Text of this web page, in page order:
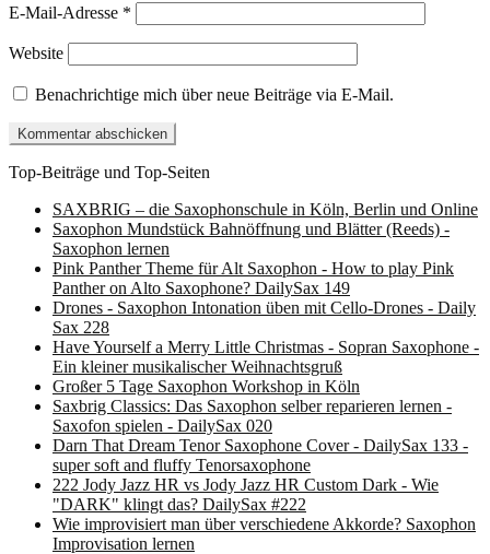
E-Mail-Adresse *
Website
Benachrichtige mich über neue Beiträge via E-Mail.
Top-Beiträge und Top-Seiten
SAXBRIG – die Saxophonschule in Köln, Berlin und Online
Saxophon Mundstück Bahnöffnung und Blätter (Reeds) -
Saxophon lernen
Pink Panther Theme für Alt Saxophon - How to play Pink
Panther on Alto Saxophone? DailySax 149
Drones - Saxophon Intonation üben mit Cello-Drones - Daily
Sax 228
Have Yourself a Merry Little Christmas - Sopran Saxophone -
Ein kleiner musikalischer Weihnachtsgruß
Großer 5 Tage Saxophon Workshop in Köln
Saxbrig Classics: Das Saxophon selber reparieren lernen -
Saxofon spielen - DailySax 020
Darn That Dream Tenor Saxophone Cover - DailySax 133 -
super soft and fluffy Tenorsaxophone
222 Jody Jazz HR vs Jody Jazz HR Custom Dark - Wie
"DARK" klingt das? DailySax #222
Wie improvisiert man über verschiedene Akkorde? Saxophon
Improvisation lernen